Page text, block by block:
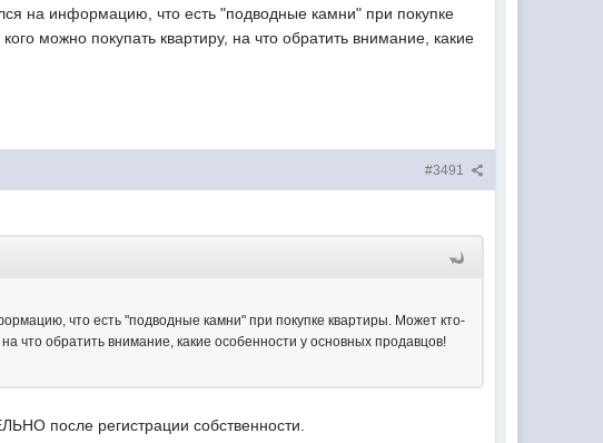
на информацию, что есть "подводные камни" при покупке
можно покупать квартиру, на что обратить внимание, какие
#3491
что есть "подводные камни" при покупке квартиры. Может кто-
что обратить внимание, какие особенности у основных продавцов!
после регистрации собственности.